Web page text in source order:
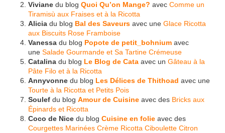
Viviane du blog Quoi Qu’on Mange? avec Comme un
Tiramisù aux Fraises et à la Ricotta
Alicia du blog Bal des Saveurs avec une Glace Ricotta
aux Biscuits Rose Framboise
Vanessa du blog Popote de petit_bohnium avec
une Salade Gourmande et Sa Tartine Crémeuse
Catalina du blog Le Blog de Cata avec un Gâteau à la
Pâte Filo et à la Ricotta
Annyvonne du blog Les Délices de Thithoad avec une
Tourte à la Ricotta et Petits Pois
Soulef du blog Amour de Cuisine avec des Bricks aux
Épinards et Ricotta
Coco de Nice du blog Cuisine en folie avec des
Courgettes Marinées Crème Ricotta Ciboulette Citron